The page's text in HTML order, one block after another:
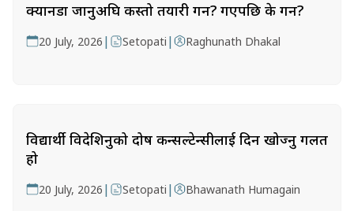
क्यानडा जानुअघि कस्तो तयारी गर्ने? गएपछि के गर्ने?
20 July, 2026 | Setopati | Raghunath Dhakal
विद्यार्थी विदेशिनुको दोष कन्सल्टेन्सीलाई दिन खोज्नु गलत
हो
20 July, 2026 | Setopati | Bhawanath Humagain